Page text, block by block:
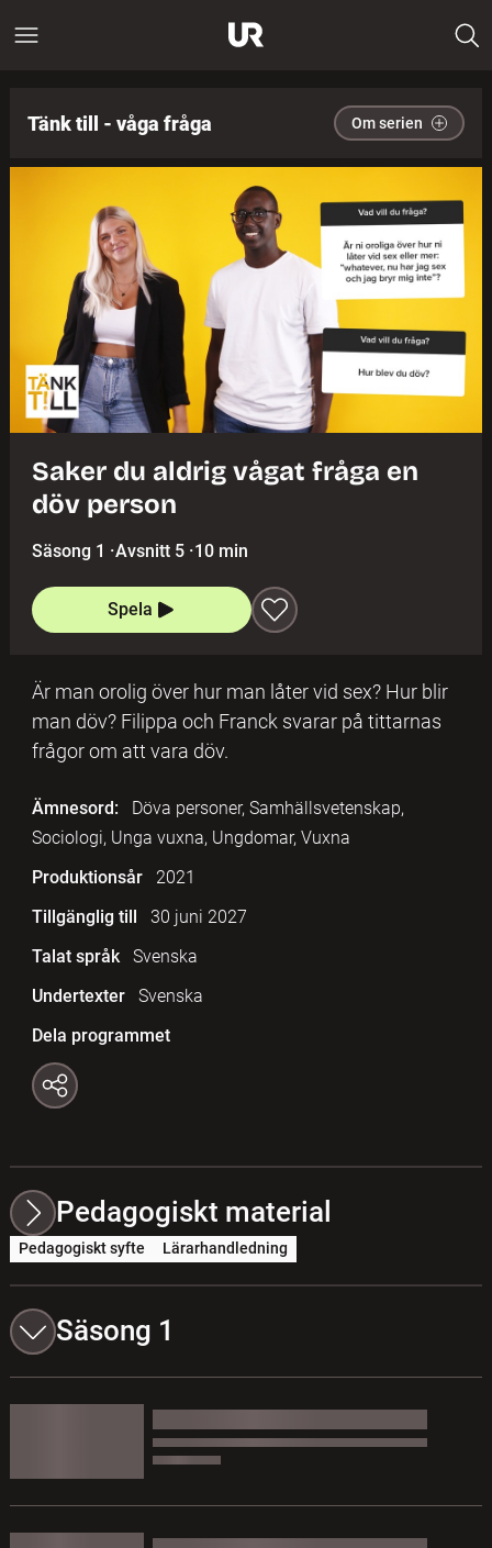
Tänk till - våga fråga Om serien
Saker du aldrig vågat fråga en
döv person
Säsong 1 ·Avsnitt 5 ·10 min
Spela
Är man orolig över hur man låter vid sex? Hur blir
man döv? Filippa och Franck svarar på tittarnas
frågor om att vara döv.
Ämnesord:
Döva personer, Samhällsvetenskap,
Sociologi, Unga vuxna, Ungdomar, Vuxna
Produktionsår
2021
Tillgänglig till
30 juni 2027
Talat språk
Svenska
Undertexter
Svenska
Dela programmet
Pedagogiskt material
Pedagogiskt syfte Lärarhandledning
Säsong 1